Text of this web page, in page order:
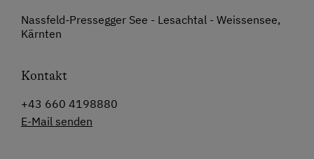
Nassfeld-Pressegger See - Lesachtal - Weissensee,
Kärnten
Kontakt
+43 660 4198880
E-Mail senden